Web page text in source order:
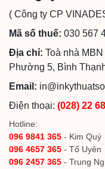
( Công ty CP
Mã số thuế: 030 567
Địa chỉ: Toà nhà
Phường 5, Bình
Email:
Điện thoại: (028) 22
Hotline:
096 9841 365 - Kim Quý
096 4657 365 - Tố Uyên
096 2457 365 - Trung